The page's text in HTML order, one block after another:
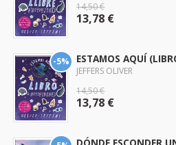
14,50 €
13,78 €
-5% ESTAMOS AQUÍ
JEFFERS OLIVER
14,50 €
13,78 €
DÓNDE ESCONDER